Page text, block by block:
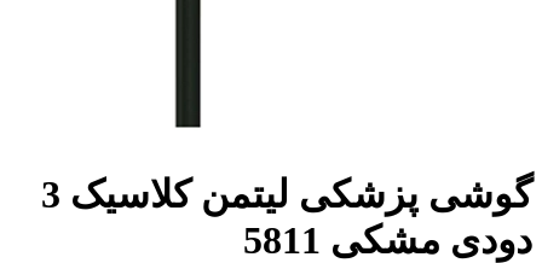
گوشی پزشکی لیتمن کلاسیک 3
دودی مشکی 5811